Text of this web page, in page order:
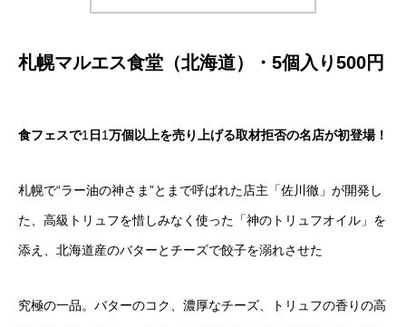
札幌マルエス食堂（北海道）・ 5個入り500円
食フェスで1 日 1万個以上を売り上げる取材拒否の名店が初登場！
札幌で“ラー油の神さま”とまで呼ばれた店主「佐川徹」が開発し
た、高級トリュフを惜しみなく使った「神のトリュフオイル」を
添え、北海道産のバターとチーズで餃子を溺れさせた
究極の一品。バターのコク、濃厚なチーズ、トリュフの香りの高